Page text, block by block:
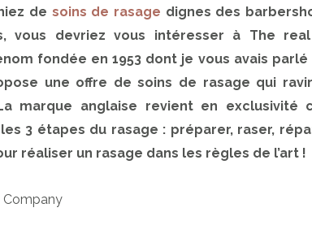
de soins de rasage dignes des
vous devriez vous intéresser à The real
fondée en 1953 dont je vous avais parlé
une offre de soins de rasage qui
marque anglaise revient en exclusivité
3 étapes du rasage : préparer, raser,
réaliser un rasage dans les règles de l’art !